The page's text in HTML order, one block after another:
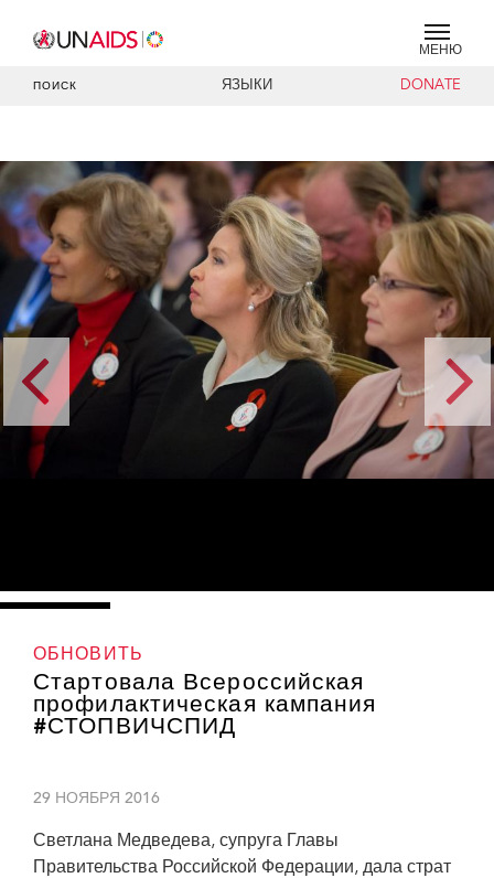
МЕНЮ
ПОИСК ЯЗЫКИ DONATE
ОБНОВИТЬ
Стартовала Всероссийская
профилактическая кампания
#СТОПВИЧСПИД
29 НОЯБРЯ 2016
Светлана Медведева, супруга Главы
Правительства Российской Федерации, дала страт